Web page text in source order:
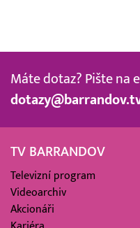
Máte dotaz? Pište na
TV BARRANDOV
Televizní program
Videoarchiv
Akcionáři